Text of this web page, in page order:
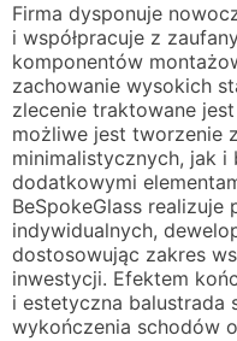
Firma dysponuje
i współpracuje z
komponentów
zachowanie wysokich
zlecenie traktowane
możliwe jest tworzenie
minimalistycznych, jak
dodatkowymi
BeSpokeGlass
indywidualnych,
dostosowując zakres
inwestycji. Efektem
i estetyczna balustrada
wykończenia schodów